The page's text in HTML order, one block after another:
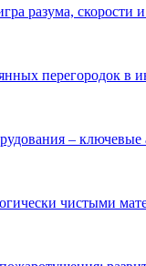
разума, скорости
перегородок в
– ключевые
чистыми